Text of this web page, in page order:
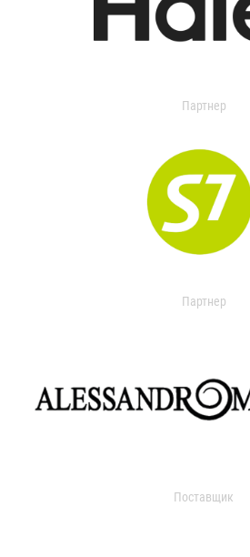
Партнер
Партнер
Поставщик